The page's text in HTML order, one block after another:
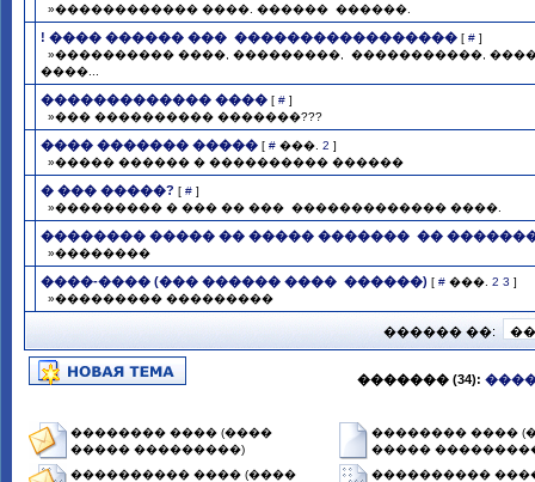
»������������ ����. ������ ­ ������.
! ���� ������ ��� ­ ����������������� [ # ]
»���������� ����, ���������, ­ �����������,
����...
������������� ���� [ # ]
»��� ���������� �������???
���� ������� ����� [ # ���. 2 ]
»����� ������ � ���������� ������
� ��� �����? [ # ]
»��������� � ��� �� ��� ­ ������������� ����.
�������� ����� �� ����� ������� ­ ��
»��������
����-���� (��� ������ ���� ­ ������) [ # ���. 2 3 ]
»��������� ���������
������ ��:
������� (34):
�������� ���� (����
����� ���������)
�������� ����
�����
���������� ���� (����
����������